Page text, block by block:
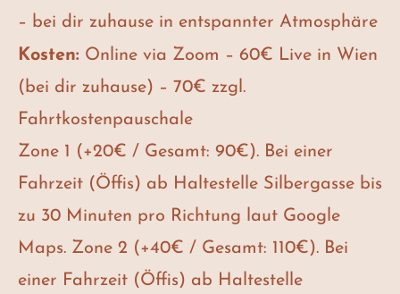
– bei dir zuhause in entspannter Atmosphäre
Kosten: Online via Zoom – 60€ Live in Wien
(bei dir zuhause) – 70€ zzgl.
Fahrtkostenpauschale
Zone 1 (+20€ / Gesamt: 90€). Bei einer
Fahrzeit (Öffis) ab Haltestelle Silbergasse bis
zu 30 Minuten pro Richtung laut Google
Maps. Zone 2 (+40€ / Gesamt: 110€). Bei
einer Fahrzeit (Öffis) ab Haltestelle